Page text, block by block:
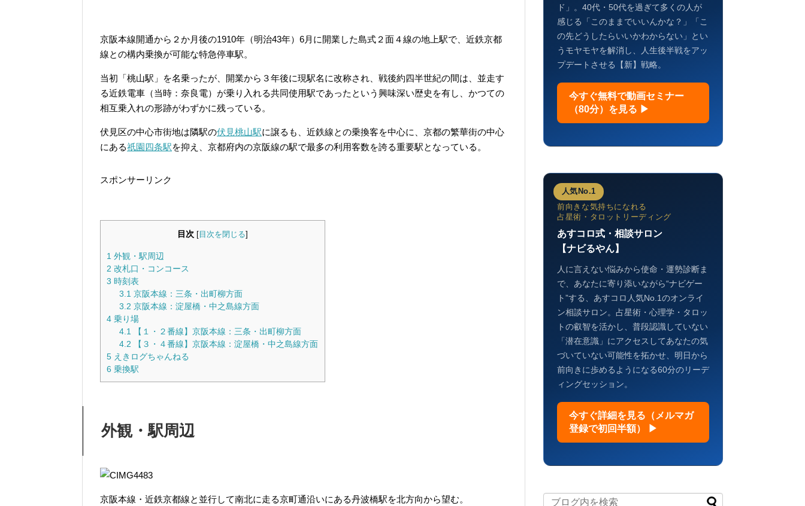
京阪本線開通から２か月後の1910年（明治43年）6月に開業した島式２面４線の地上駅で、近鉄京都
線との構内乗換が可能な特急停車駅。
当初「桃山駅」を名乗ったが、開業から３年後に現駅名に改称され、戦後約四半世紀の間は、並走す
る近鉄電車（当時：奈良電）が乗り入れる共同使用駅であったという興味深い歴史を有し、かつての
相互乗入れの形跡がわずかに残っている。
伏見区の中心市街地は隣駅の伏見桃山駅に譲るも、近鉄線との乗換客を中心に、京都の繁華街の中心
にある祇園四条駅を抑え、京都府内の京阪線の駅で最多の利用客数を誇る重要駅となっている。
スポンサーリンク
目次 [目次を閉じる]
1 外観・駅周辺
2 改札口・コンコース
3 時刻表
3.1 京阪本線：三条・出町柳方面
3.2 京阪本線：淀屋橋・中之島線方面
4 乗り場
4.1
【１・２番線】京阪本線：三条・出町柳方面
4.2 【３・４番線】京阪本線：淀屋橋・中之島線方面
5 えきログちゃんねる
6 乗換駅
外観・駅周辺
京阪本線・近鉄京都線と並行して南北に走る京町通沿いにある丹波橋駅を北方向から望む。
ド」。40代・50代を過ぎて多くの人が
感じる「このままでいいんかな？」「こ
の先どうしたらいいかわからない」とい
うモヤモヤを解消し、人生後半戦をアッ
プデートさせる【新】戦略。
今すぐ無料で動画セミナー
（80分）を見る ▶
人気No.1
前向きな気持ちになれる
占星術・タロットリーディング
あすコロ式・相談サロン
【ナビるやん】
人に言えない悩みから使命・運勢診断ま
で、あなたに寄り添いながら“ナビゲー
ト”する、あすコロ人気No.1のオンライ
ン相談サロン。占星術・心理学・タロッ
トの叡智を活かし、普段認識していない
「潜在意識」にアクセスしてあなたの気
づいていない可能性を拓かせ、明日から
前向きに歩めるようになる60分のリーデ
ィングセッション。
今すぐ詳細を見る（メルマガ
登録で初回半額） ▶